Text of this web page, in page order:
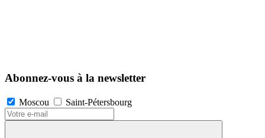
Abonnez-vous à la newsletter
Moscou Saint-Pétersbourg